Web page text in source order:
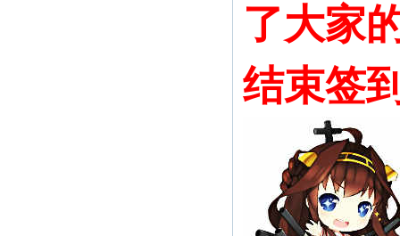
了大家
结束签